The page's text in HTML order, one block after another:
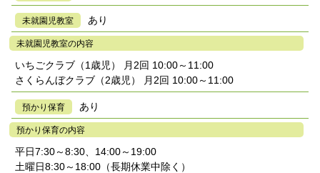
未就園児教室 あり
未就園児教室の内容
いちごクラブ（1歳児） 月2回 10:00～11:00
さくらんぼクラブ（2歳児） 月2回 10:00～11:00
預かり保育 あり
預かり保育の内容
平日7:30～8:30、14:00～19:00
土曜日8:30～18:00（長期休業中除く）